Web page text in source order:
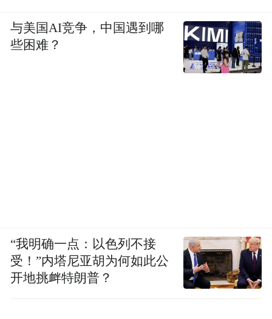
与美国AI竞争，中国遇到哪
些困难？
“我明确一点：以色列不接
受！”内塔尼亚胡为何如此公
开地挑衅特朗普？